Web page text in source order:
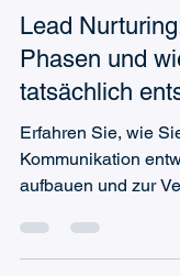
Marc (TeamsWork)
18. Feb.
8 Min.
Lead
Phasen und
tatsächlich
Kommunikation
aufbauen und zur